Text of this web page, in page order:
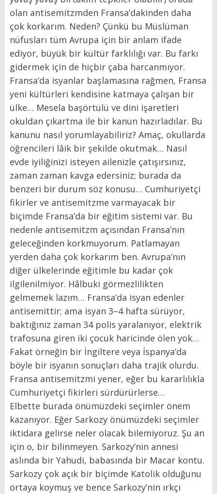
olan antisemitzmden Fransa’dakinden daha
çok korkarım. Neden? Çünkü bu Müslüman
nüfusları tüm Avrupa için bir anlam ifade
ediyor, büyük bir kültür farklılığı var. Bu farkı
gidermek için de hiçbir çaba harcanmıyor.
Fransa’da isyanlar başlamasına rağmen, Fransa
yeni kültürleri kendisine katmaya çalışan bir
ülke… Mesela başörtülü ve dini işaretleri
okuldan çıkartma ile bir kanun hazırladılar. Bu
kanunu nasıl yorumlayabiliriz? Amaç, okullarda
öğrencileri lâik bir şekilde okutmak… Nasıl
evde iyiliğinizi isteyen ailenizle çatışırsınız,
zaman zaman kavga edersiniz; burada da
benzeri bir durum söz konusu… Cumhuriyetçi
fikirler ve antisemitzme varmayacak bir
biçimde Fransa’da bir eğitim sistemi var. Bu
nedenle antisemitzm açısından Fransa’nın
geleceğinden korkmuyorum. Patlamayan
yerden daha çok korkarım ben. Avrupa’nın
diğer ülkelerinde eğitimle bu kadar çok
ilgilenilmiyor. Hâlbuki görmezlilikten
gelmemek lazım… Fransa’da isyan edenler
antisemittir; ama isyan 3–4 hafta sürüyor,
baktığınız zaman 34 polis yaralanıyor, elektrik
trafosuna giren iki çocuk haricinde ölen yok…
Fakat örneğin bir İngiltere veya İspanya’da
böyle bir isyanın sonuçları daha trajik olurdu.
Fransa antisemitzmi yener, eğer bu kararlılıkla
Cumhuriyetçi fikirleri sürdürürlerse…
Elbette burada önümüzdeki seçimler önem
kazanıyor. Eğer Sarkozy önümüzdeki seçimler
iktidara gelirse neler olacak bilemiyoruz. Şu an
için o, bir bilinmeyen. Sarkozy’nin annesi
aslında bir Yahudi, babasında bir Macar kontu.
Sarkozy çok açık bir biçimde Katolik olduğunu
ortaya koymuş ve bence Sarkozy’nin ırkçı